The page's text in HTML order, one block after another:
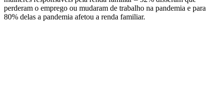
perderam o emprego ou mudaram de trabalho na pandemia e para
80% delas a pandemia afetou a renda familiar.